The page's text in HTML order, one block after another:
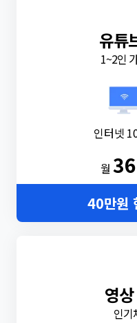
유튜
1~2인
인터넷
월
40만원
영
인기